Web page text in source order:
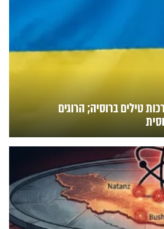
טילים ברוסיה; הרוגים